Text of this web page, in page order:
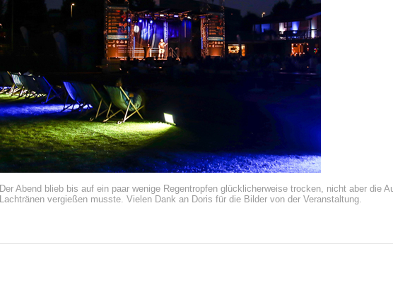
Der Abend blieb bis auf ein paar wenige Regentropfen glücklicherweise trocken, nicht aber die
Lachtränen vergießen musste. Vielen Dank an Doris für die Bilder von der Veranstaltung.